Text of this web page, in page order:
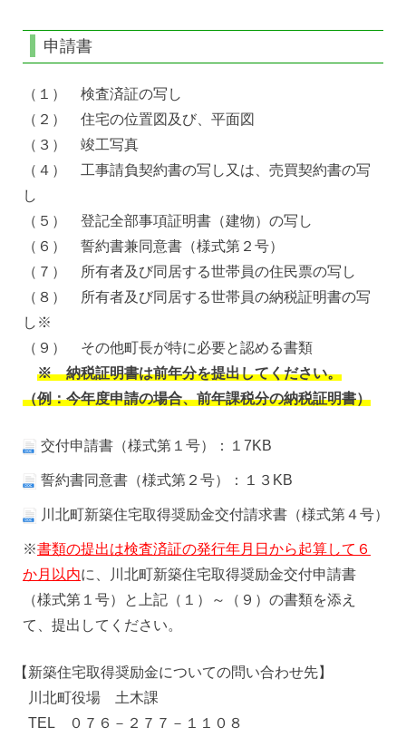
申請書
（１） 検査済証の写し
（２） 住宅の位置図及び、平面図
（３） 竣工写真
（４） 工事請負契約書の写し又は、売買契約書の写
し
（５） 登記全部事項証明書（建物）の写し
（６） 誓約書兼同意書（様式第２号）
（７） 所有者及び同居する世帯員の住民票の写し
（８） 所有者及び同居する世帯員の納税証明書の写
し※
（９） その他町長が特に必要と認める書類
※ 納税証明書は前年分を提出してください。
（例：今年度申請の場合、前年課税分の納税証明書）
交付申請書（様式第１号）：１7KB
誓約書同意書（様式第２号）：１３KB
川北町新築住宅取得奨励金交付請求書（様式第４号）
※書類の提出は検査済証の発行年月日から起算して６
か月以内に、川北町新築住宅取得奨励金交付申請書
（様式第１号）と上記（１）～（９）の書類を添え
て、提出してください。
【新築住宅取得奨励金についての問い合わせ先】
川北町役場 土木課
TEL ０７６－２７７－１１０８